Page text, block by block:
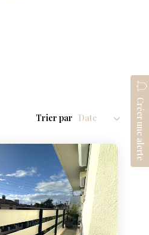
Créer une alerte
Trier par